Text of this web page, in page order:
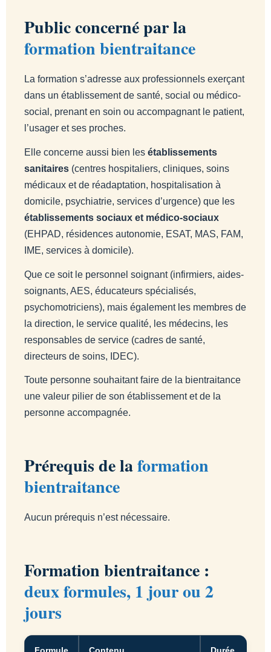
Public concerné par la
formation bientraitance
La formation s’adresse aux professionnels exerçant
dans un établissement de santé, social ou médico-
social, prenant en soin ou accompagnant le patient,
l’usager et ses proches.
Elle concerne aussi bien les établissements
sanitaires (centres hospitaliers, cliniques, soins
médicaux et de réadaptation, hospitalisation à
domicile, psychiatrie, services d’urgence) que les
établissements sociaux et médico-sociaux
(EHPAD, résidences autonomie, ESAT, MAS, FAM,
IME, services à domicile).
Que ce soit le personnel soignant (infirmiers, aides-
soignants, AES, éducateurs spécialisés,
psychomotriciens), mais également les membres de
la direction, le service qualité, les médecins, les
responsables de service (cadres de santé,
directeurs de soins, IDEC).
Toute personne souhaitant faire de la bientraitance
une valeur pilier de son établissement et de la
personne accompagnée.
Prérequis de laformation
bientraitance
Aucun prérequis n’est nécessaire.
Formation bientraitance :
deux formules, 1 jour ou 2
jours
Formule Contenu Durée